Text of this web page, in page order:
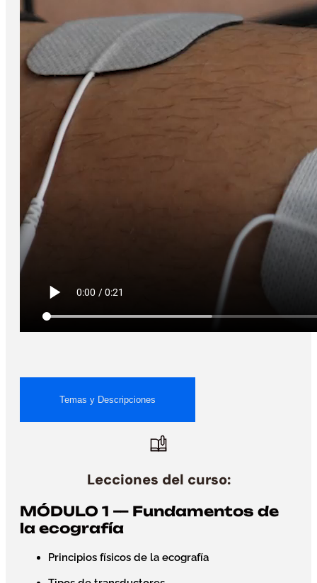
Temas y Descripciones
Lecciones del curso:
MÓDULO 1 — Fundamentos de
la ecografía
Principios físicos de la ecografía